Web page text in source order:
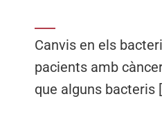
Canvis en els
pacients amb
que alguns bacteris